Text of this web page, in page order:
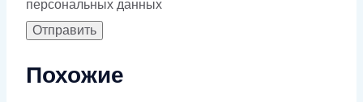
персональных данных
Похожие